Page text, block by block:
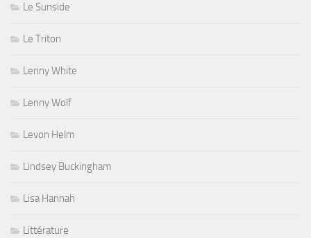
Le Sunside
Le Triton
Lenny White
Lenny Wolf
Levon Helm
Lindsey Buckingham
Lisa Hannah
Littérature